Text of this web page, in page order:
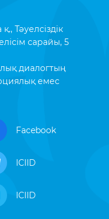
Тәуелсіздік
сарайы, 5
диалогтың
емес
Facebook
ICIID
ICIID